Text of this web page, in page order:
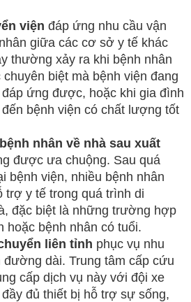
viện đáp ứng nhu cầu vận
giữa các cơ sở y tế khác
thường xảy ra khi bệnh nhân
biệt mà bệnh viện đang
ứng được, hoặc khi gia đình
bệnh viện có chất lượng tốt
nhân về nhà sau xuất
được ưa chuộng. Sau quá
bệnh viện, nhiều bệnh nhân
trợ y tế trong quá trình di
đặc biệt là những trường hợp
hoặc bệnh nhân có tuổi.
liên tỉnh phục vụ nhu
đường dài. Trung tâm cấp cứu
cấp dịch vụ này với đội xe
đủ thiết bị hỗ trợ sự sống,